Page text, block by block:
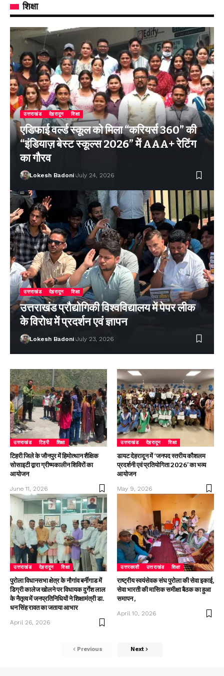
शिक्षा
उत्तराखंड देहरादून शिक्षा
एडिफाई वर्ल्ड स्कूल को मिला “करियर्स 360” की
“इंडियाज़ बेस्ट स्कूल्स 2026” में AAA+ रेटिंग
का गौरव
Lokesh Badoni July 24, 2026
उत्तराखंड देहरादून शिक्षा
उत्तराखंड प्रौद्योगिकी विश्वविद्यालय में पेपर लीक
के विरोध में प्रदर्शन एवं ज्ञापन
Lokesh Badoni July 23, 2026
उत्तराखंड टिहरी शिक्षा
टिहरी जिले के जौनपुर में हिमोत्थान शैक्षिक
सोसाइटी द्वारा ग्रीष्मकालीन शिविरों का
आयोजन
June 11, 2026
उत्तराखंड देहरादून शिक्षा
डायट देहरादून में ‘जनपद स्तरीय कौशलम
प्रदर्शनी एवं प्रतियोगिता 2026’ का भव्य
आयोजन
May 9, 2026
उत्तराखंड देहरादून शिक्षा
पुरोला विधानसभा क्षेत्र के नौगांव बर्नीगाड में
डिग्री कालेज खोलने पर विधायक दुर्गेश लाल
के नैतृत्व में जनप्रतिनिधियों ने शिक्षामंत्री डा.
धन सिंह रावत का जताया आभार
April 26, 2026
उत्तरकाशी उत्तराखंड शिक्षा
राष्ट्रीय स्वयंसेवक संघ पुरोला की सेवा इकाई,
सेवा भारती की मासिक समीक्षा बैठक का हुआ
समापन ,
April 10, 2026
Previous Next